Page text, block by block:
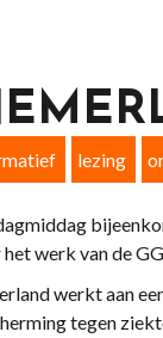
lezing
werk van de
werkt aan
tegen